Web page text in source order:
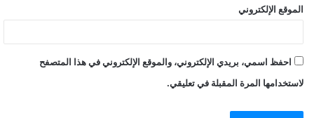
الموقع الإلكتروني
احفظ اسمي، بريدي الإلكتروني، والموقع الإلكتروني في هذا المتصفح
لاستخدامها المرة المقبلة في تعليقي.